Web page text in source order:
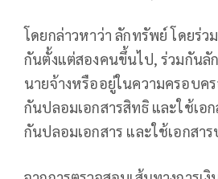
โดยกล่าวหาว่า ลักทรัพย์ โดยร่ว
กันตั้งแต่สองคนขึ้นไป, ร่วมกันลั
นายจ้างหรืออยู่ในความครอบค
กันปลอมเอกสารสิทธิ และใช้เอ
กันปลอมเอกสาร และใช้เอกสา